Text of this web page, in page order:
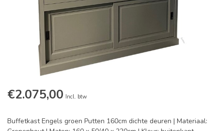
€2.075,00 Incl. btw
Buffetkast Engels groen Putten 160cm dichte deuren | Materiaal: